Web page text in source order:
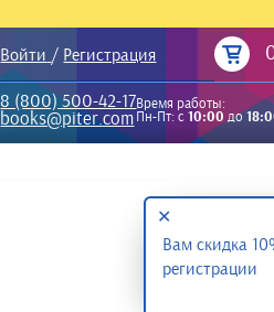
Войти / Регистрация
8 (800) 500-42-17
books@piter.com
Время работы:
Пн-Пт: с10:00до
Вам скидка
регистрации
✕